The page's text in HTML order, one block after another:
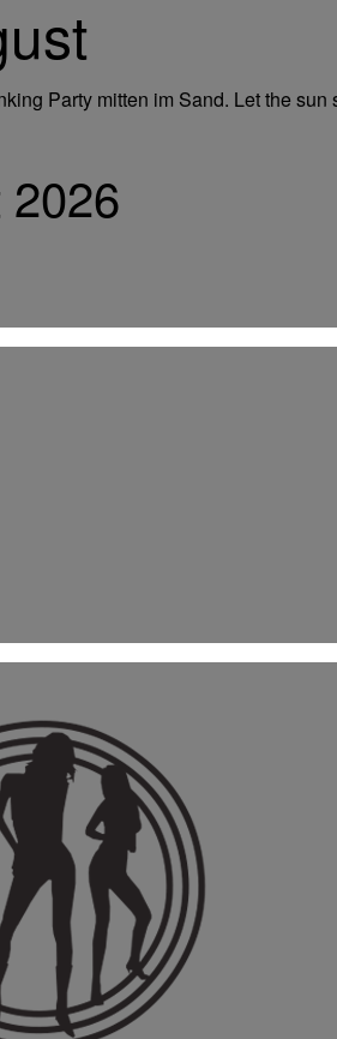
Party mitten im Sand. Let the sun